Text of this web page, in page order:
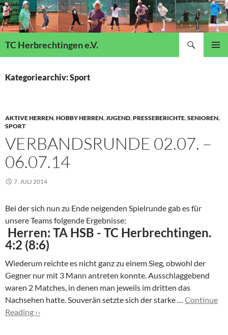
TC Herbrechtingen e.V.
SPRINGEN
Kategoriearchiv: Sport
AKTIVE HERREN,HOBBY HERREN,JUGEND,PRESSEBERICHTE,SENIOREN,
SPORT
VERBANDSRUNDE 02.07. –
06.07.14
7. JULI 2014
Bei der sich nun zu Ende neigenden Spielrunde gab es für
unsere Teams folgende Ergebnisse:
Herren: TA HSB - TC Herbrechtingen.
4:2 (8:6)
Wiederum reichte es nicht ganz zu einem Sieg, obwohl der
Gegner nur mit 3 Mann antreten konnte. Ausschlaggebend
waren 2 Matches, in denen man jeweils im dritten das
Nachsehen hatte. Souverän setzte sich der starke … Continue
Reading ››